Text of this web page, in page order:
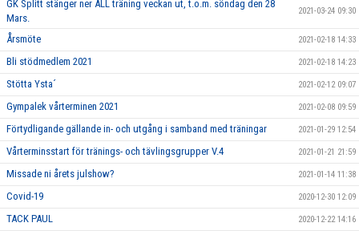
GK Splitt stänger ner ALL träning veckan ut, t.o.m. söndag den 28
Mars.
2021-03-24 09:30
Årsmöte 2021-02-18 14:33
Bli stödmedlem 2021 2021-02-18 14:23
Stötta Ysta´ 2021-02-12 09:07
Gympalek vårterminen 2021 2021-02-08 09:59
Förtydligande gällande in- och utgång i samband med träningar 2021-01-29 12:54
Vårterminsstart för tränings- och tävlingsgrupper V.4 2021-01-21 21:59
Missade ni årets julshow? 2021-01-14 11:38
Covid-19 2020-12-30 12:09
TACK PAUL 2020-12-22 14:16